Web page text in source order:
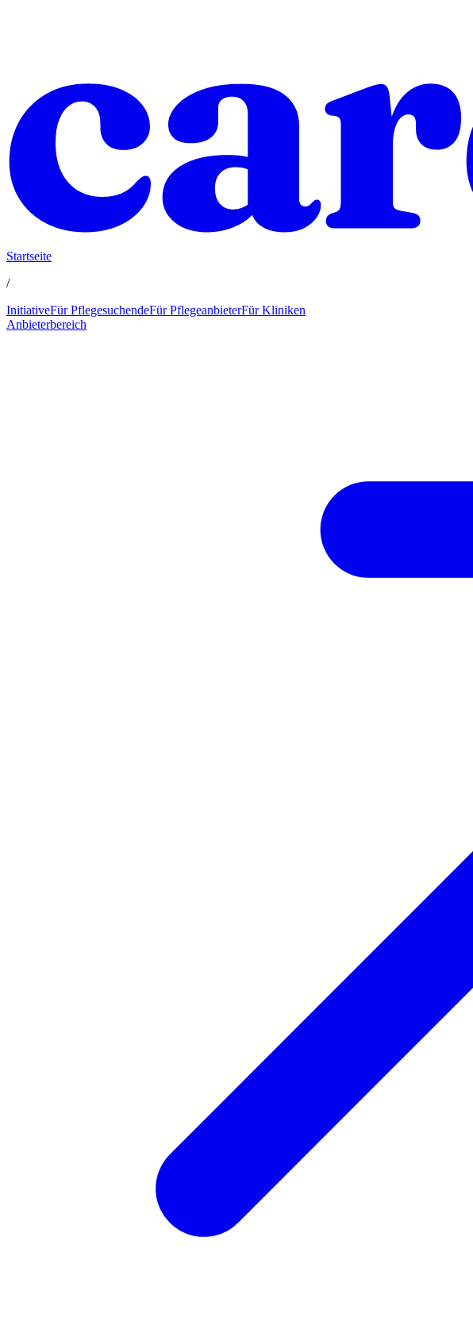
Startseite
/
InitiativeFür PflegesuchendeFür PflegeanbieterFür Kliniken
Anbieterbereich